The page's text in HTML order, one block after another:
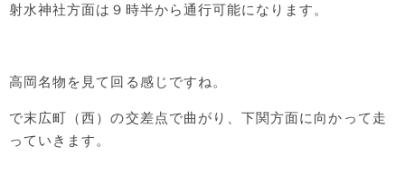
射水神社方面は９時半から通行可能になります。
高岡名物を見て回る感じですね。
で末広町（西）の交差点で曲がり、下関方面に向かって走
っていきます。